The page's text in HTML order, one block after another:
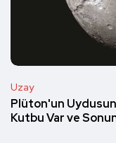
Uzay
Plüton'un
Kutbu Var ve